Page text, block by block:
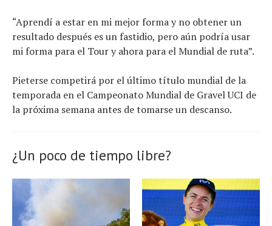
“Aprendí a estar en mi mejor forma y no obtener un
resultado después es un fastidio, pero aún podría usar
mi forma para el Tour y ahora para el Mundial de ruta”.
Pieterse competirá por el último título mundial de la
temporada en el Campeonato Mundial de Gravel UCI de
la próxima semana antes de tomarse un descanso.
¿Un poco de tiempo libre?